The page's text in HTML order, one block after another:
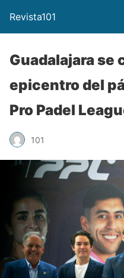
Revista101
Guadalajara se
epicentro del
Pro Padel
101